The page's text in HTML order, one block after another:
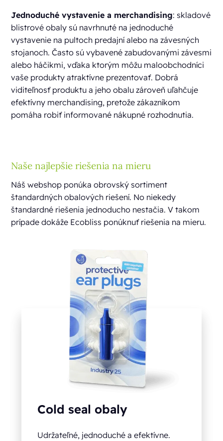
Jednoduché vystavenie a merchandising: skladové
blistrové obaly sú navrhnuté na jednoduché
vystavenie na pultoch predajní alebo na závesných
stojanoch. Často sú vybavené zabudovanými závesmi
alebo háčikmi, vďaka ktorým môžu maloobchodníci
vaše produkty atraktívne prezentovať. Dobrá
viditeľnosť produktu a jeho obalu zároveň uľahčuje
efektívny merchandising, pretože zákazníkom
pomáha robiť informované nákupné rozhodnutia.
Naše najlepšie riešenia na mieru
Náš webshop ponúka obrovský sortiment
štandardných obalových riešení. No niekedy
štandardné riešenia jednoducho nestačia. V takom
prípade dokáže Ecobliss ponúknuť riešenia na mieru.
Cold seal obaly
Udržateľné, jednoduché a efektívne.